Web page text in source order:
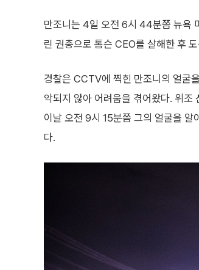
만조니는 4일 오전 6시 44분쯤 뉴욕
린 권총으로 톰슨 CEO를 살해한 후
경찰은 CCTV에 찍힌 만조니의 얼굴
악되지 않아 어려움을 겪어왔다. 위조
이날 오전 9시 15분쯤 그의 얼굴을 알
다.